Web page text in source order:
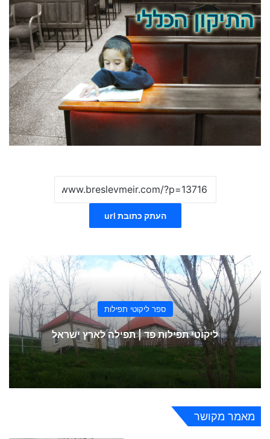
העתק כתובת url
ספר ליקוטי תפילות
ליקוטי תפילות פד | תפילה לארץ ישראל
מאמר מקושר